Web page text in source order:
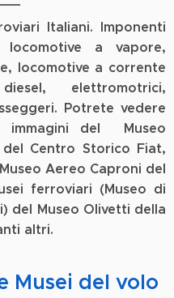
Italiani. Imponenti
locomotive a vapore,
locomotive a corrente
elettromotrici,
Potrete vedere
immagini del Museo
Centro Storico Fiat,
Aereo Caproni del
ferroviari (Museo di
del Museo Olivetti della
altri.
Musei del volo